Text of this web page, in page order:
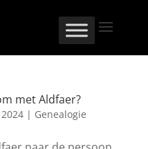
met Aldfaer?
| Genealogie